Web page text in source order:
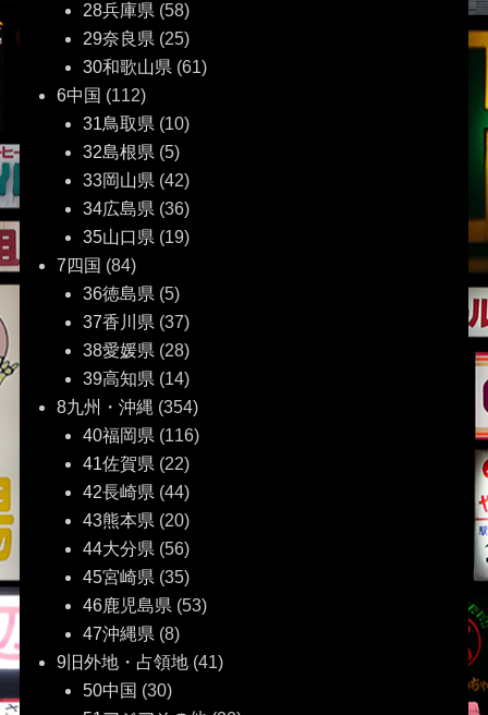
28兵庫県 (58)
29奈良県 (25)
30和歌山県 (61)
6中国 (112)
31鳥取県 (10)
32島根県 (5)
33岡山県 (42)
34広島県 (36)
35山口県 (19)
7四国 (84)
36徳島県 (5)
37香川県 (37)
38愛媛県 (28)
39高知県 (14)
8九州・沖縄 (354)
40福岡県 (116)
41佐賀県 (22)
42長崎県 (44)
43熊本県 (20)
44大分県 (56)
45宮崎県 (35)
46鹿児島県 (53)
47沖縄県 (8)
9旧外地・占領地(41)
50中国 (30)